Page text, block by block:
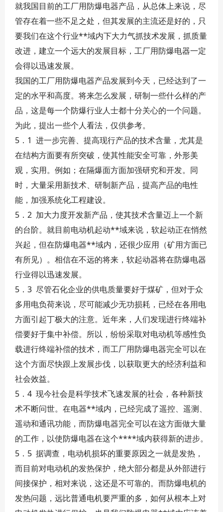
就我国目前的工厂用防爆电器产品，从总体上来说，尽
管存在着一些不足之处，但其发展的主流还是好的，只
要我们在这个行业**域内下大力气抓技术发展，抓质量
改进，建立一个远大的发展目标，工厂用防爆电器一定
会得以迅速发展。
我国的工厂用防爆电器产品发展到今天，已经达到了一
定的水平和高度。将来怎么发展，研制一些什么样的产
品，这是每一个防爆行业人士都十分关心的一个问题。
为此，提出一些个人看法，仅供参考。
5．1 进一步完善、提高现行产品的技术含量，尤其是
在结构方面要有所突破，使其性能安全可靠，外形美
观，实用。例如；在隔爆面方面加强研究和开发。同
时，大量采用新技术、研制新产品，提高产品的电性
能，加强系统化工程建设。
5．2 加大力度开发新产品，使其技术含量迈上一个新
的台阶。就目前电动机起动**域来说，软起动正在悄然
兴起，但在防爆电器**域内，还很少应用（矿用方面已
有所见）。相信在不远的将来，软起动器将在防爆电器
行业得以迅速发展。
5．3 尽管石化企业的供电质量要好于煤矿，但对于众
多用电负荷来说，尽可能减少无功损耗，已经在各用电
方面引起丁极大的注意。近年来，人们发现进行终端补
偿要好于集中补偿。所以，纷纷采取对电动机等感性负
载进行终端补偿的技术，而工厂用防爆电器完全可以在
这个方面尽快跟上发展步伐，以获取更大的经济利益和
社会效益。
5．4 现今社会是科学技术飞速发展的社会，各种新技
术不断问世。在电器**域内，已经完成了遥控、遥测、
遥动和通讯功能，而防爆电器完全可以在这方面做大量
的工作，以使防爆电器在这个****域内获得新的进步。
5．5 据调查，电动机损坏的重要原因之一就是发热，
而目前对电动机的发热保护，绝大部分都是从外部进行
间接保护，相对来说，这还是不可靠的。而防爆电机的
发热问题，远比普通电机要严重的多，如何从根本上对